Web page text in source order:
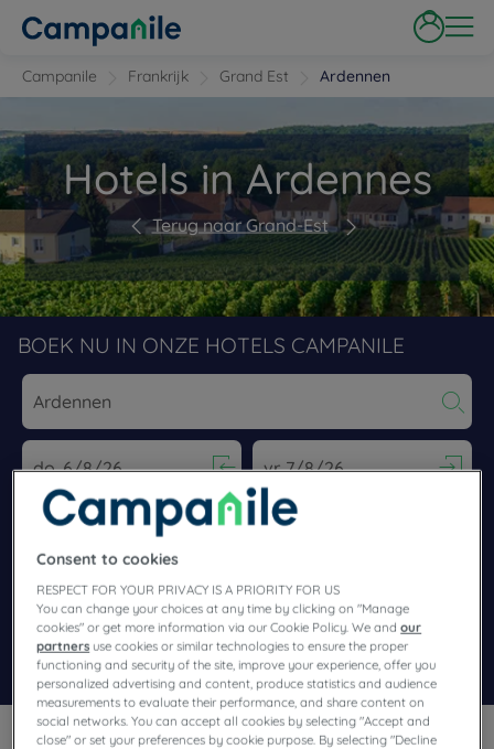
Campanile Frankrijk Grand Est Ardennen
Hotels in Ardennes
Terug naar Grand-Est
BOEK NU IN ONZE HOTELS CAMPANILE
Navigate forward to interact with the calendar and select a
Navigate backward to interact
Zoek een hotel
Voeg kortingscode toe
Consent to cookies
RESPECT FOR YOUR PRIVACY IS A PRIORITY FOR US
You can change your choices at any time by clicking on "Manage
cookies" or get more information via our Cookie Policy. We andour
partners use cookies or similar technologies to ensure the proper
functioning and security of the site, improve your experience, offer you
personalized advertising and content, produce statistics and audience
measurements to evaluate their performance, and share content on
social networks. You can accept all cookies by selecting "Accept and
close" or set your preferences by cookie purpose. By selecting "Decline